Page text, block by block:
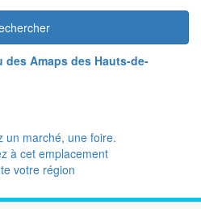
des Amaps des Hauts-de-
un marché, une foire.
à cet emplacement
votre région